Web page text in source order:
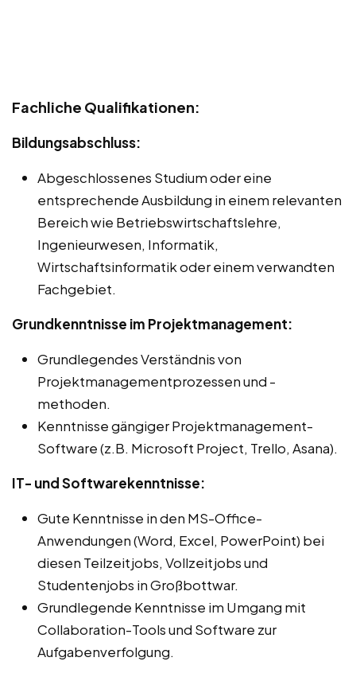
Fachliche Qualifikationen:
Bildungsabschluss:
Abgeschlossenes Studium oder eine
entsprechende Ausbildung in einem relevanten
Bereich wie Betriebswirtschaftslehre,
Ingenieurwesen, Informatik,
Wirtschaftsinformatik oder einem verwandten
Fachgebiet.
Grundkenntnisse im Projektmanagement:
Grundlegendes Verständnis von
Projektmanagementprozessen und -
methoden.
Kenntnisse gängiger Projektmanagement-
Software (z.B. Microsoft Project, Trello, Asana).
IT- und Softwarekenntnisse:
Gute Kenntnisse in den MS-Office-
Anwendungen (Word, Excel, PowerPoint) bei
diesen Teilzeitjobs, Vollzeitjobs und
Studentenjobs in Großbottwar.
Grundlegende Kenntnisse im Umgang mit
Collaboration-Tools und Software zur
Aufgabenverfolgung.